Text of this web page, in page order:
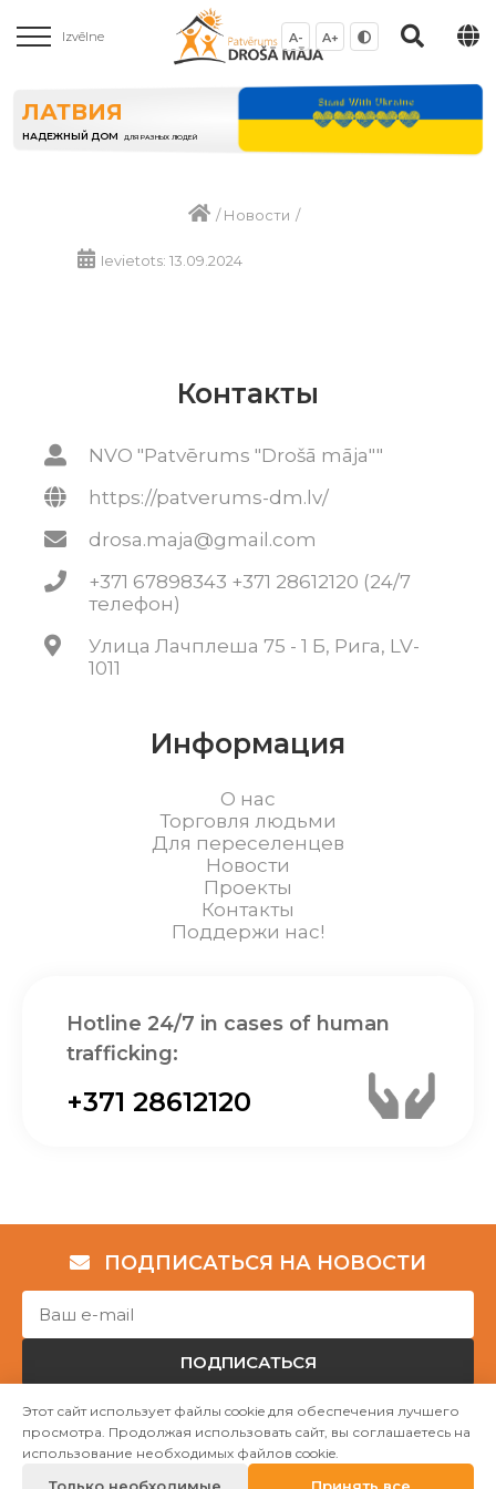
Izvēlne A- A+
ЛАТВИЯ
НАДЕЖНЫЙ ДОМ ДЛЯ РАЗНЫХ ЛЮДЕЙ
/Новости /
Ievietots: 13.09.2024
Контакты
NVO "Patvērums "Drošā māja""
https://patverums-dm.lv/
drosa.maja@gmail.com
+371 67898343 +371 28612120 (24/7
телефон)
Улица Лачплеша 75 - 1 Б, Рига, LV-
1011
Информация
О нас
Торговля людьми
Для переселенцев
Новости
Проекты
Контакты
Поддержи нас!
Hotline 24/7 in cases of human
trafficking:
+371 28612120
ПОДПИСАТЬСЯ НА НОВОСТИ
ПОДПИСАТЬСЯ
Авторские права © НГО „Убежище "Надёжный дом""
Этот сайт использует файлы cookie для обеспечения лучшего
просмотра. Продолжая использовать сайт, вы соглашаетесь на
использование необходимых файлов cookie.